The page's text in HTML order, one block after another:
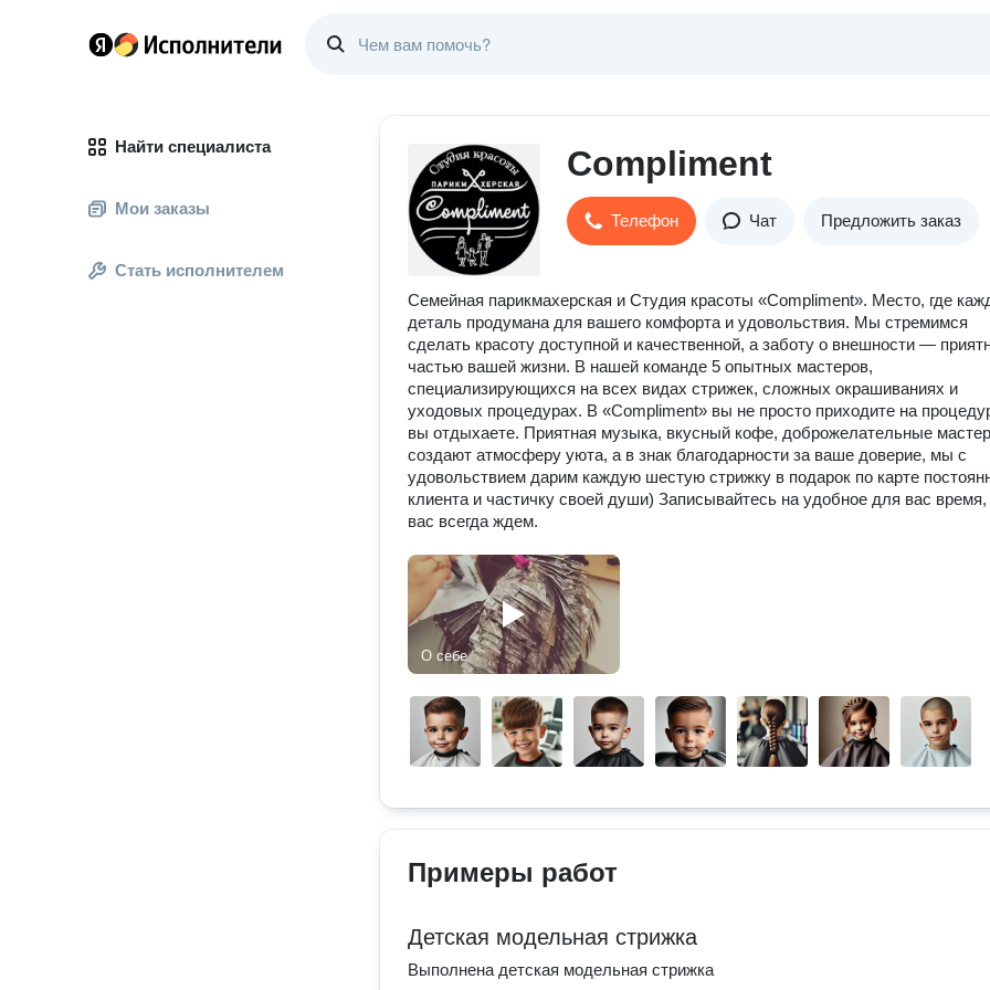
Найти специалиста
Мои заказы
Стать исполнителем
Compliment
Телефон Чат Предложить заказ
Семейная парикмахерская и Студия красоты «Compliment». Место, где
деталь продумана для вашего комфорта и удовольствия. Мы стремимся
сделать красоту доступной и качественной, а заботу о внешности —
частью вашей жизни. В нашей команде 5 опытных мастеров,
специализирующихся на всех видах стрижек, сложных окрашиваниях и
уходовых процедурах. В «Compliment» вы не просто приходите на
вы отдыхаете. Приятная музыка, вкусный кофе, доброжелательные
создают атмосферу уюта, а в знак благодарности за ваше доверие, мы с
удовольствием дарим каждую шестую стрижку в подарок по карте
клиента и частичку своей души) Записывайтесь на удобное для вас
вас всегда ждем.
О себе
Примеры работ
Детская модельная стрижка
Выполнена детская модельная стрижка